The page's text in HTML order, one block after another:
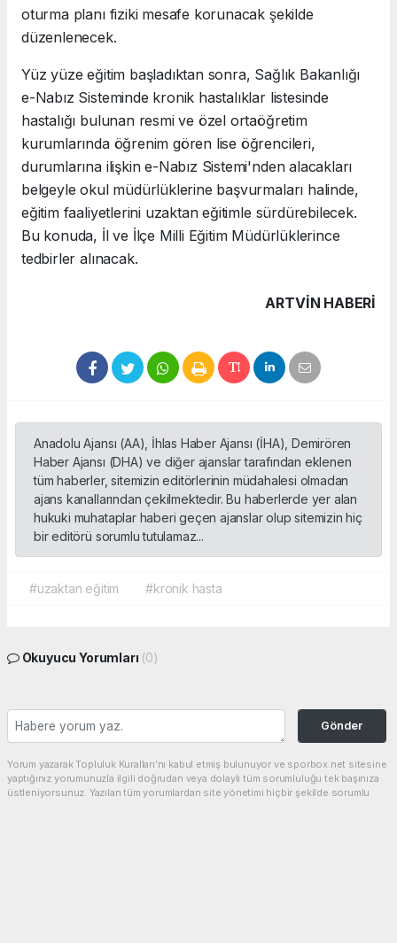
oturma planı fiziki mesafe korunacak şekilde
düzenlenecek.
Yüz yüze eğitim başladıktan sonra, Sağlık Bakanlığı
e-Nabız Sisteminde kronik hastalıklar listesinde
hastalığı bulunan resmi ve özel ortaöğretim
kurumlarında öğrenim gören lise öğrencileri,
durumlarına ilişkin e-Nabız Sistemi'nden alacakları
belgeyle okul müdürlüklerine başvurmaları halinde,
eğitim faaliyetlerini uzaktan eğitimle sürdürebilecek.
Bu konuda, İl ve İlçe Milli Eğitim Müdürlüklerince
tedbirler alınacak.
ARTVIN HABERİ
Anadolu Ajansı (AA), İhlas Haber Ajansı (İHA), Demirören
Haber Ajansı (DHA) ve diğer ajanslar tarafından eklenen
tüm haberler, sitemizin editörlerinin müdahalesi olmadan
ajans kanallarından çekilmektedir. Bu haberlerde yer alan
hukuki muhataplar haberi geçen ajanslar olup sitemizin hiç
bir editörü sorumlu tutulamaz...
#uzaktan eğitim #kronik hasta
Okuyucu Yorumları (0)
Gönder
Yorum yazarak Topluluk Kuralları’nı kabul etmiş bulunuyor ve sporbox.net sitesine
yaptığınız yorumunuzla ilgili doğrudan veya dolaylı tüm sorumluluğu tek başınıza
üstleniyorsunuz. Yazılan tüm yorumlardan site yönetimi hiçbir şekilde sorumlu